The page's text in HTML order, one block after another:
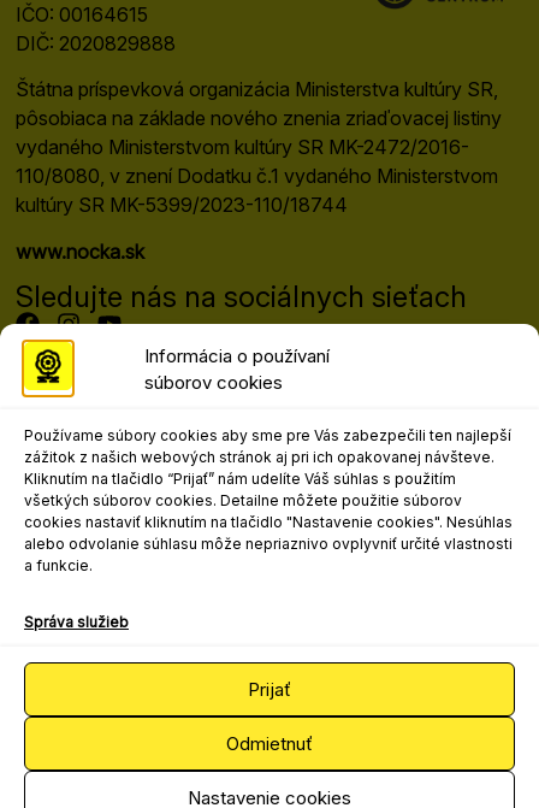
Informácia o používaní
súborov cookies
Používame súbory cookies aby sme pre Vás zabezpečili ten najlepší
zážitok z našich webových stránok aj pri ich opakovanej návšteve.
Kliknutím na tlačidlo “Prijať” nám udelíte Váš súhlas s použitím
všetkých súborov cookies. Detailne môžete použitie súborov
cookies nastaviť kliknutím na tlačidlo "Nastavenie cookies". Nesúhlas
alebo odvolanie súhlasu môže nepriaznivo ovplyvniť určité vlastnosti
a funkcie.
Správa služieb
Prijať
Odmietnuť
Nastavenie cookies
IČO: 00164615
DIČ: 2020829888
Štátna príspevková organizácia Ministerstva kultúry SR,
pôsobiaca na základe nového znenia zriaďovacej listiny
vydaného Ministerstvom kultúry SR MK-2472/2016-
110/8080, v znení Dodatku č.1 vydaného Ministerstvom
kultúry SR MK-5399/2023-110/18744
www.nocka.sk
Sledujte nás na sociálnych sieťach
Programový riaditeľ festivalu
matej.mosko@nocka.sk
+421 908 303 617
Kontakt pre marketing, propagáciu a
médiá
ludovit.andrejo@nocka.sk
+421 2 204 71 240
+421 908 080 502
2025 © Národné osvetové centrum
Spracúvanie osobných údajov